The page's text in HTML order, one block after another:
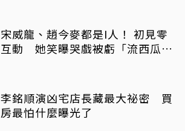
宋威龍、趙今麥都是I人！ 初見零
互動 她笑曝哭戲被虧「流西瓜
李銘順演凶宅店長藏最大祕密 買
房最怕什麼曝光了